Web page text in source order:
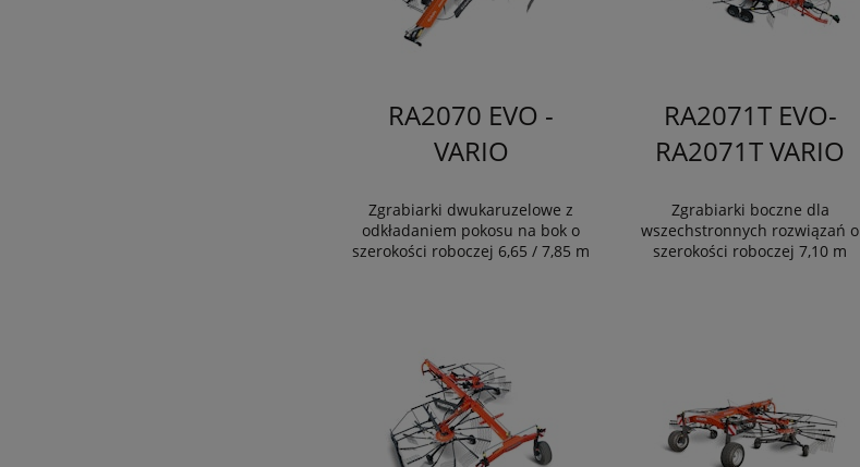
RA2070 EVO -
VARIO
Zgrabiarki dwukaruzelowe z
odkładaniem pokosu na bok o
szerokości roboczej 6,65 / 7,85 m
RA2071T EVO-
RA2071T VARIO
Zgrabiarki boczne dla
wszechstronnych rozwiązań o
szerokości roboczej 7,10 m